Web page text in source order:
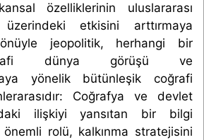
özelliklerinin uluslararası
etkisini arttırmaya
jeopolitik, herhangi bir
dünya görüşü ve
yönelik bütünleşik coğrafi
Coğrafya ve devlet
ilişkiyi yansıtan bir bilgi
rolü, kalkınma stratejisini